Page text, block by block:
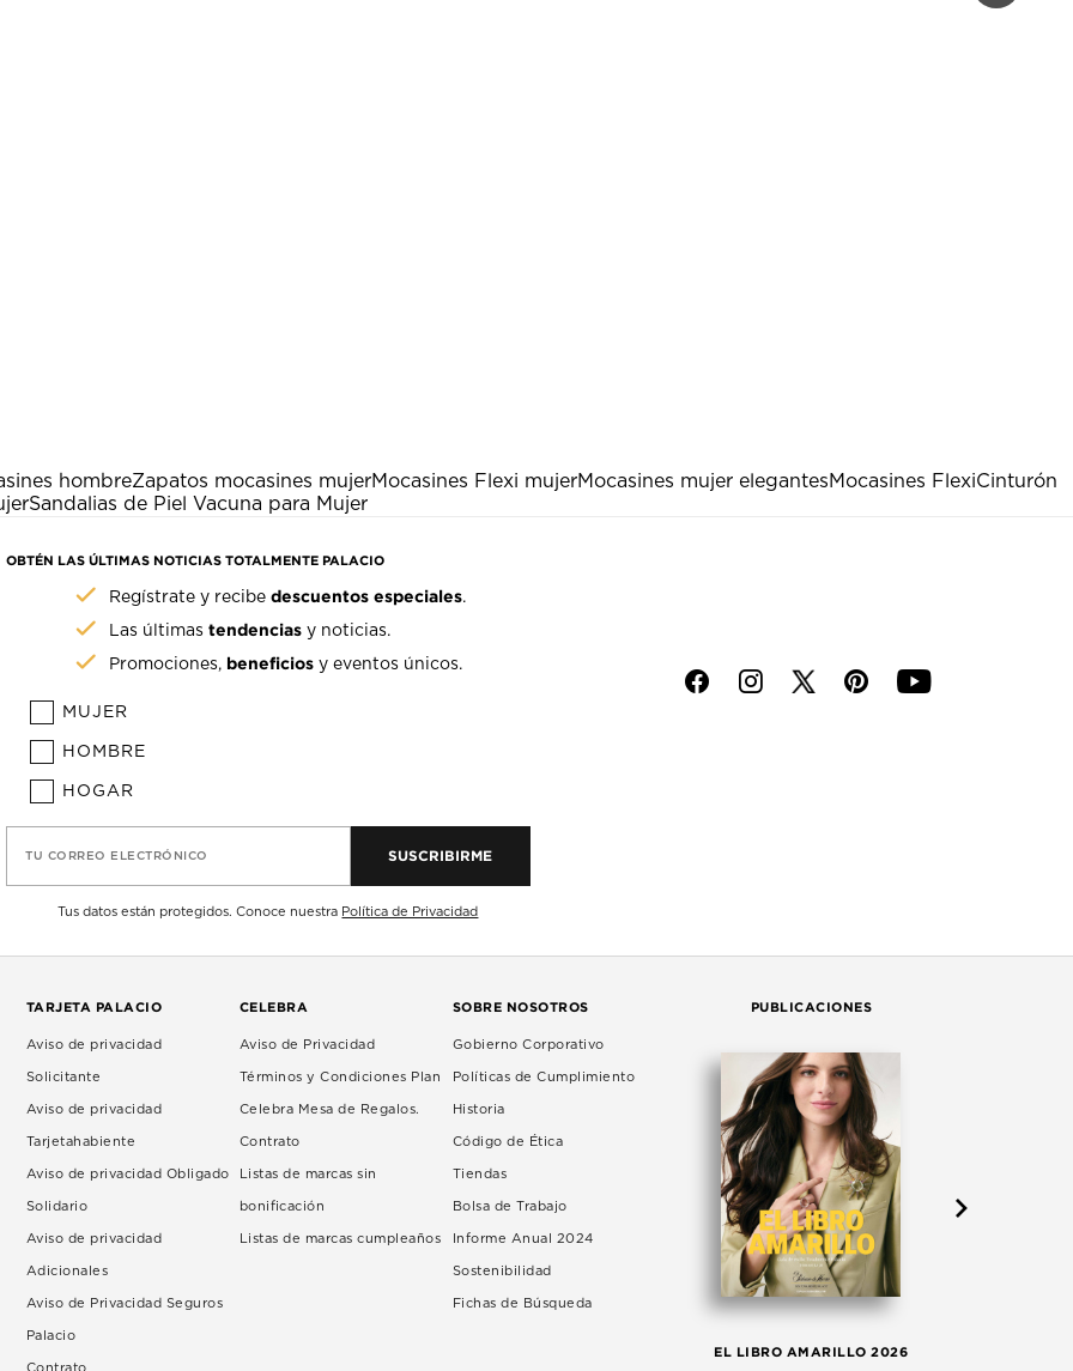
hombreZapatos mocasines mujerMocasines Flexi mujerMocasines mujer elegantesMocasines FlexiCinturón
Sandalias de Piel Vacuna para Mujer
OBTÉN LAS ÚLTIMAS NOTICIAS TOTALMENTE PALACIO
Regístrate y recibedescuentos especiales.
Las últimastendencias y noticias.
Promociones, beneficios y eventos únicos.
MUJER
HOMBRE
HOGAR
TU CORREO ELECTRÓNICO SUSCRIBIRME
Tus datos están protegidos. Conoce nuestra Política de Privacidad
f i p y
TARJETA PALACIO
Aviso de privacidad
Solicitante
Aviso de privacidad
Tarjetahabiente
Aviso de privacidad Obligado
Solidario
Aviso de privacidad
Adicionales
Aviso de Privacidad Seguros
Palacio
Contrato
CELEBRA
Aviso de Privacidad
Términos y Condiciones Plan
Celebra Mesa de Regalos.
Contrato
Listas de marcas sin
bonificación
Listas de marcas cumpleaños
SOBRE NOSOTROS
Gobierno Corporativo
Políticas de Cumplimiento
Historia
Código de Ética
Tiendas
Bolsa de Trabajo
Informe Anual 2024
Sostenibilidad
Fichas de Búsqueda
PUBLICACIONES
EL LIBRO AMARILLO 2026